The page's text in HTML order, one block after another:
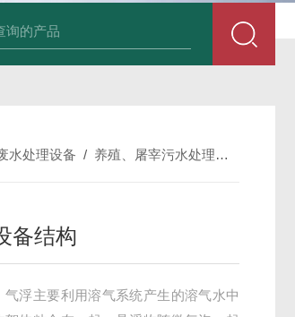
机 sl-d镀铝膜分离清洗机 SL-wl转鼓式纸浆浓缩
水处理设备 / 养殖、屠宰污水处理设备
备结构
浮主要利用溶气系统产生的溶气水中